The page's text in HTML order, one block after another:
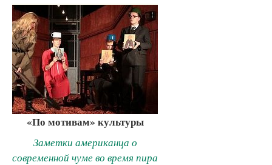
«По мотивам» культуры
Заметки американца о
современной чуме во время пира